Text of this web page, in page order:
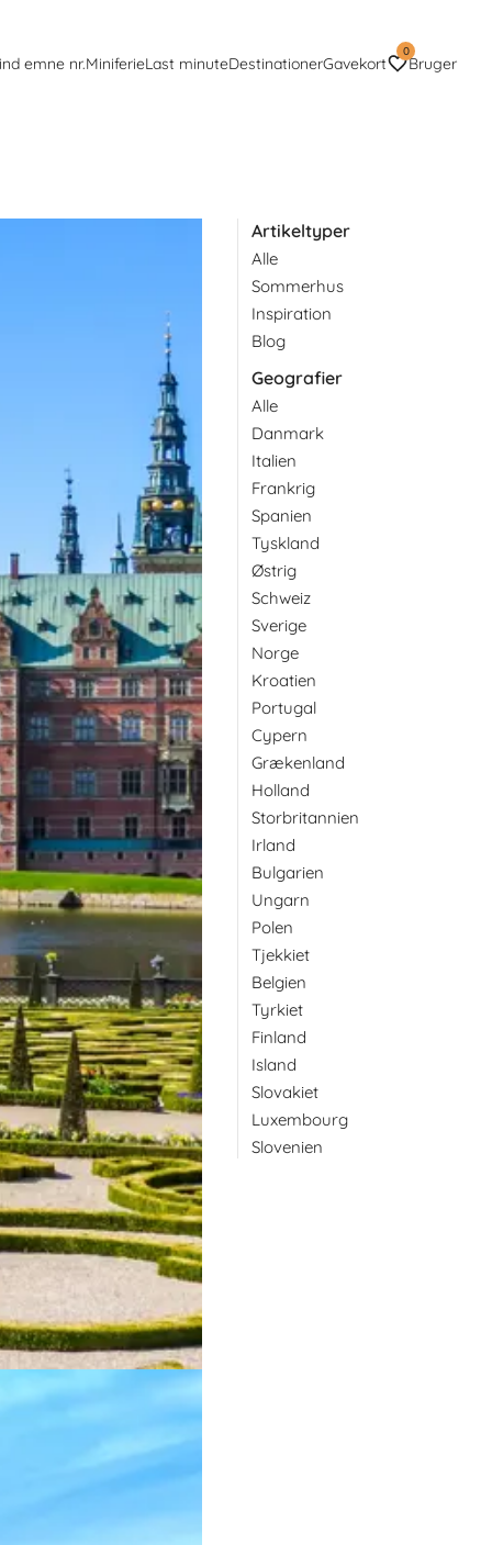
emne nr.MiniferieLast minuteDestinationerGavekort
0
Bruger
et stort udvalg af
Artikeltyper
Alle
Sommerhus
Inspiration
Blog
Geografier
Alle
Danmark
Italien
Frankrig
Spanien
Tyskland
Østrig
Schweiz
Sverige
Norge
Kroatien
Portugal
Cypern
Grækenland
Holland
Storbritannien
Irland
Bulgarien
Ungarn
Polen
Tjekkiet
Belgien
Tyrkiet
Finland
Island
Slovakiet
Luxembourg
Slovenien